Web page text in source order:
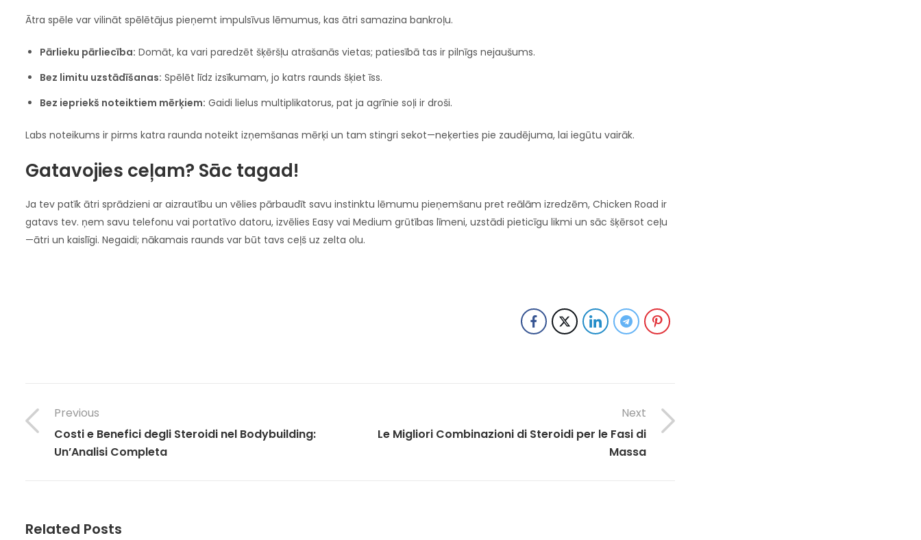
Ātra spēle var vilināt spēlētājus pieņemt impulsīvus lēmumus, kas ātri samazina bankroļu.
Pārlieku pārliecība: Domāt, ka vari paredzēt šķēršļu atrašanās vietas; patiesībā tas ir pilnīgs nejaušums.
Bez limitu uzstādīšanas: Spēlēt līdz izsīkumam, jo katrs raunds šķiet īss.
Bez iepriekš noteiktiem mērķiem: Gaidi lielus multiplikatorus, pat ja agrīnie soļi ir droši.
Labs noteikums ir pirms katra raunda noteikt izņemšanas mērķi un tam stingri sekot—neķerties pie zaudējuma, lai iegūtu vairāk.
Gatavojies ceļam? Sāc tagad!
Ja tev patīk ātri sprādzieni ar aizrautību un vēlies pārbaudīt savu instinktu lēmumu pieņemšanu pret reālām izredzēm, Chicken Road ir
gatavs tev. ņem savu telefonu vai portatīvo datoru, izvēlies Easy vai Medium grūtības līmeni, uzstādi pieticīgu likmi un sāc šķērsot ceļu
—ātri un kaislīgi. Negaidi; nākamais raunds var būt tavs ceļš uz zelta olu.
Previous
Costi e Benefici degli Steroidi nel Bodybuilding:
Un’Analisi Completa
Next
Le Migliori Combinazioni di Steroidi per le Fasi di
Massa
Related Posts